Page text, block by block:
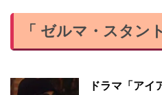
「 ゼルマ・スタン
ドラマ「アイ